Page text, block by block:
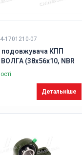
1701210-07
подовжувача КПП
(38х56х10, NBR
обертання)
Детальніше